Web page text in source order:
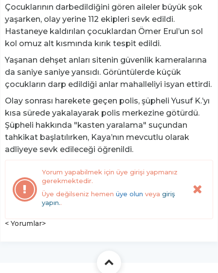
Çocuklarının darbedildiğini gören aileler büyük şok
yaşarken, olay yerine 112 ekipleri sevk edildi.
Hastaneye kaldırılan çocuklardan Ömer Erul’un sol
kol omuz alt kısmında kırık tespit edildi.
Yaşanan dehşet anları sitenin güvenlik kameralarına
da saniye saniye yansıdı. Görüntülerde küçük
çocukların darp edildiği anlar mahalleliyi isyan ettirdi.
Olay sonrası harekete geçen polis, şüpheli Yusuf K.’yı
kısa sürede yakalayarak polis merkezine götürdü.
Şüpheli hakkında "kasten yaralama" suçundan
tahkikat başlatılırken, Kaya’nın mevcutlu olarak
adliyeye sevk edileceği öğrenildi.
Yorum yapabilmek için üye girişi yapmanız
gerekmektedir.
Üye değilseniz hemen üye olun veya giriş
yapın..
< Yorumlar>